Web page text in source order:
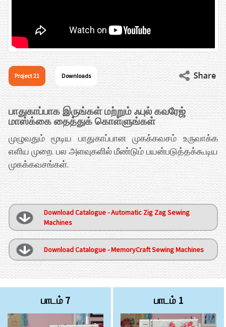
Project 21 Downloads
பாதுகாப்பாக இருங்கள் மற்றும் ஃபுல் கவரேஜ்
மாஸ்க்கை தைத்துக் கொள்ளுங்கள்
முழுவதும் மூடிய பாதுகாப்பான முகக்கவசம் உருவாக்க
எளிய முறை. பல அளவுகளில் மீண்டும் பயன்படுத்தக்கூடிய
முகக்கவசங்கள்.
Download Catalogue - Automatic Zig Zag Sewing
Machines
Download Catalogue - MemoryCraft Sewing Machines
பாடம் 7 பாடம் 1